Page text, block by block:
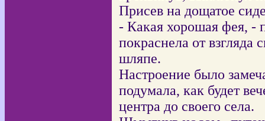
Присев на дощатое
- Какая хорошая фея, -
покраснела от взгляда
шляпе.
Настроение было
подумала, как будет
центра до своего села.